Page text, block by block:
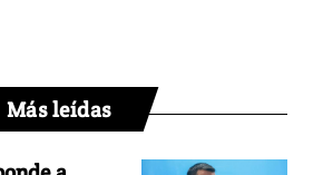
Más leídas